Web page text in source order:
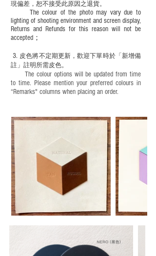
現偏差，恕不接受此原因之退貨。
The colour of the photo may vary due to
lighting of shooting environment and screen display,
Returns and Refunds for this reason will not be
accepted；
3. 皮色將不定期更新，歡迎下單時於「新增備
註」註明 所需皮色。
The colour options will be updated from time
to time. Please mention your preferred colours in
“Remarks" columns when placing an order.